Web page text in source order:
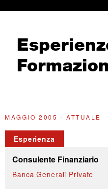
MAGGIO 2005 - ATTUALE
Esperienza
Consulente Finanziario
Banca Generali Private